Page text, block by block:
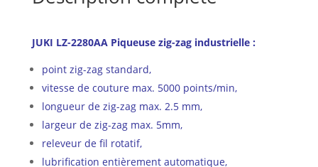
JUKI LZ-2280AA Piqueuse zig-zag industrielle :
point zig-zag standard,
vitesse de couture max. 5000 points/min,
longueur de zig-zag max. 2.5 mm,
largeur de zig-zag max. 5mm,
releveur de fil rotatif,
lubrification entièrement automatique,